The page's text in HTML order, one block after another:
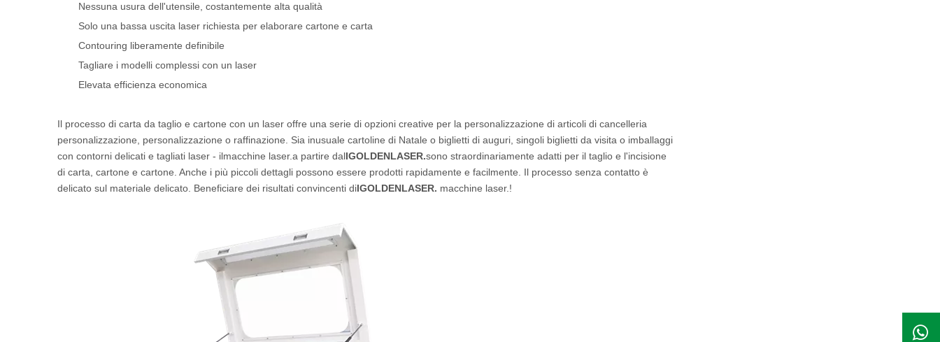
Nessuna usura dell'utensile, costantemente alta qualità
Solo una bassa uscita laser richiesta per elaborare cartone e carta
Contouring liberamente definibile
Tagliare i modelli complessi con un laser
Elevata efficienza economica
Il processo di carta da taglio e cartone con un laser offre una serie di opzioni creative per la personalizzazione di articoli di cancelleria
personalizzazione, personalizzazione o raffinazione. Sia inusuale cartoline di Natale o biglietti di auguri, singoli biglietti da visita o imballaggi
con contorni delicati e tagliati laser - ilmacchine laser.a partire dalIGOLDENLASER.sono straordinariamente adatti per il taglio e l'incisione
di carta, cartone e cartone. Anche i più piccoli dettagli possono essere prodotti rapidamente e facilmente. Il processo senza contatto è
delicato sul materiale delicato. Beneficiare dei risultati convincenti diIGOLDENLASER. macchine laser. !